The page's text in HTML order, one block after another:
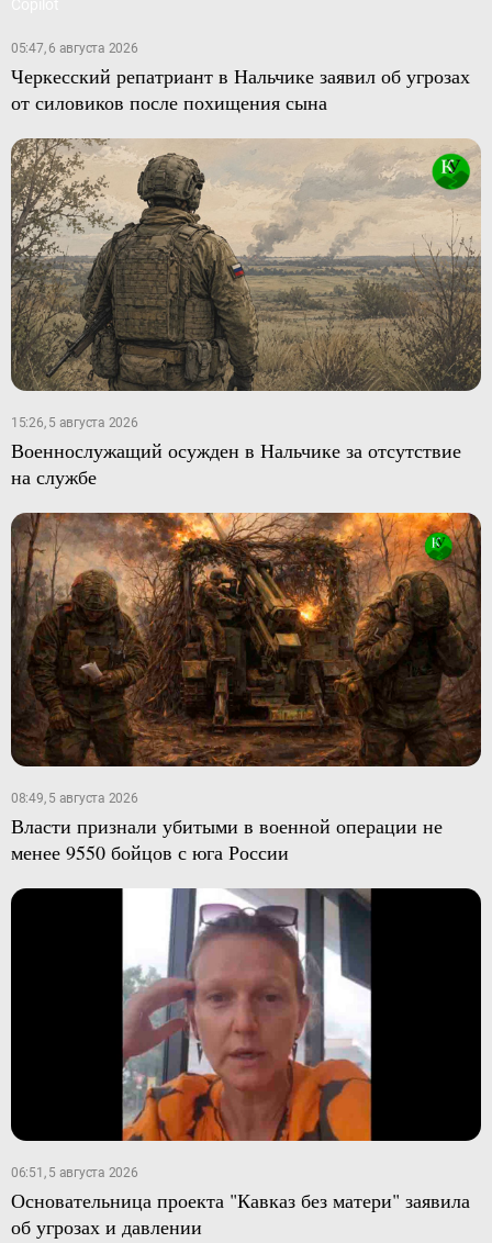
05:47, 6 августа 2026
Черкесский репатриант в Нальчике заявил об угрозах
от силовиков после похищения сына
15:26, 5 августа 2026
Военнослужащий осужден в Нальчике за отсутствие
на службе
08:49, 5 августа 2026
Власти признали убитыми в военной операции не
менее 9550 бойцов с юга России
06:51, 5 августа 2026
Основательница проекта "Кавказ без матери" заявила
об угрозах и давлении